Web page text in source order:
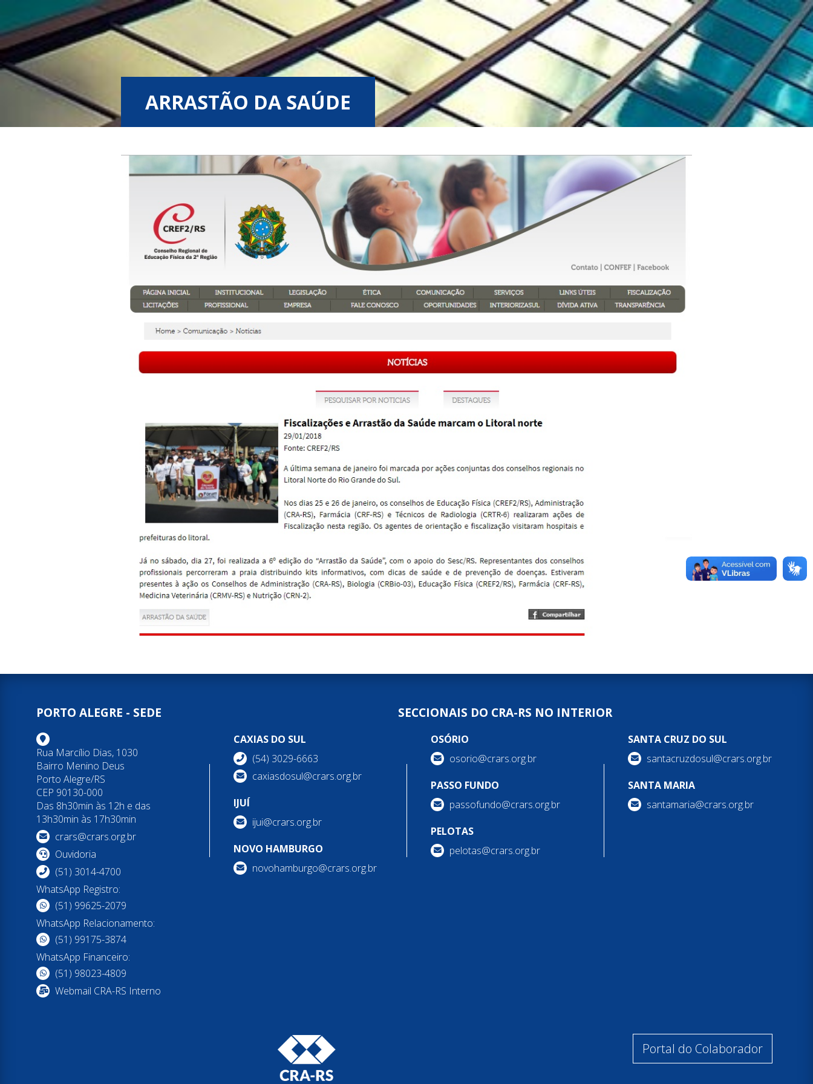
ARRASTÃO DA SAÚDE
PORTO ALEGRE - SEDE
Rua Marcílio Dias, 1030
Bairro Menino Deus
Porto Alegre/RS
CEP 90130-000
Das 8h30min às 12h e das
13h30min às 17h30min
crars@crars.org.br
Ouvidoria
(51) 3014-4700
WhatsApp Registro:
(51) 99625-2079
WhatsApp Relacionamento:
(51) 99175-3874
WhatsApp Financeiro:
(51) 98023-4809
Webmail CRA-RS Interno
SECCIONAIS DO CRA-RS NO INTERIOR
CAXIAS DO SUL
(54) 3029-6663
caxiasdosul@crars.org.br
IJUÍ
ijui@crars.org.br
NOVO HAMBURGO
novohamburgo@crars.org.br
OSÓRIO
osorio@crars.org.br
PASSO FUNDO
passofundo@crars.org.br
PELOTAS
pelotas@crars.org.br
SANTA CRUZ DO SUL
santacruzdosul@crars.org.br
SANTA MARIA
santamaria@crars.org.br
Portal do Colaborador